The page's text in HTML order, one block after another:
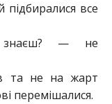
підбиралися все
— не
та не на жарт
перемішалися.